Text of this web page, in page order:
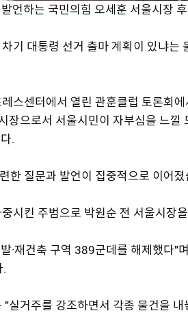
언하는 국민의힘 오세훈 서울시장
기 대통령 선거 출마 계획이 있냐
스센터에서 열린 관훈클럽 토론회
장으로서 서울시민이 자부심을 느낄
.
한 질문과 발언이 집중적으로 이어졌
시킨 주범으로 박원순 전 서울시장
·재건축 구역 389군데를 해제했다"
.
실거주를 강조하면서 각종 물건을